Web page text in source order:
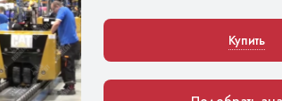
Купить